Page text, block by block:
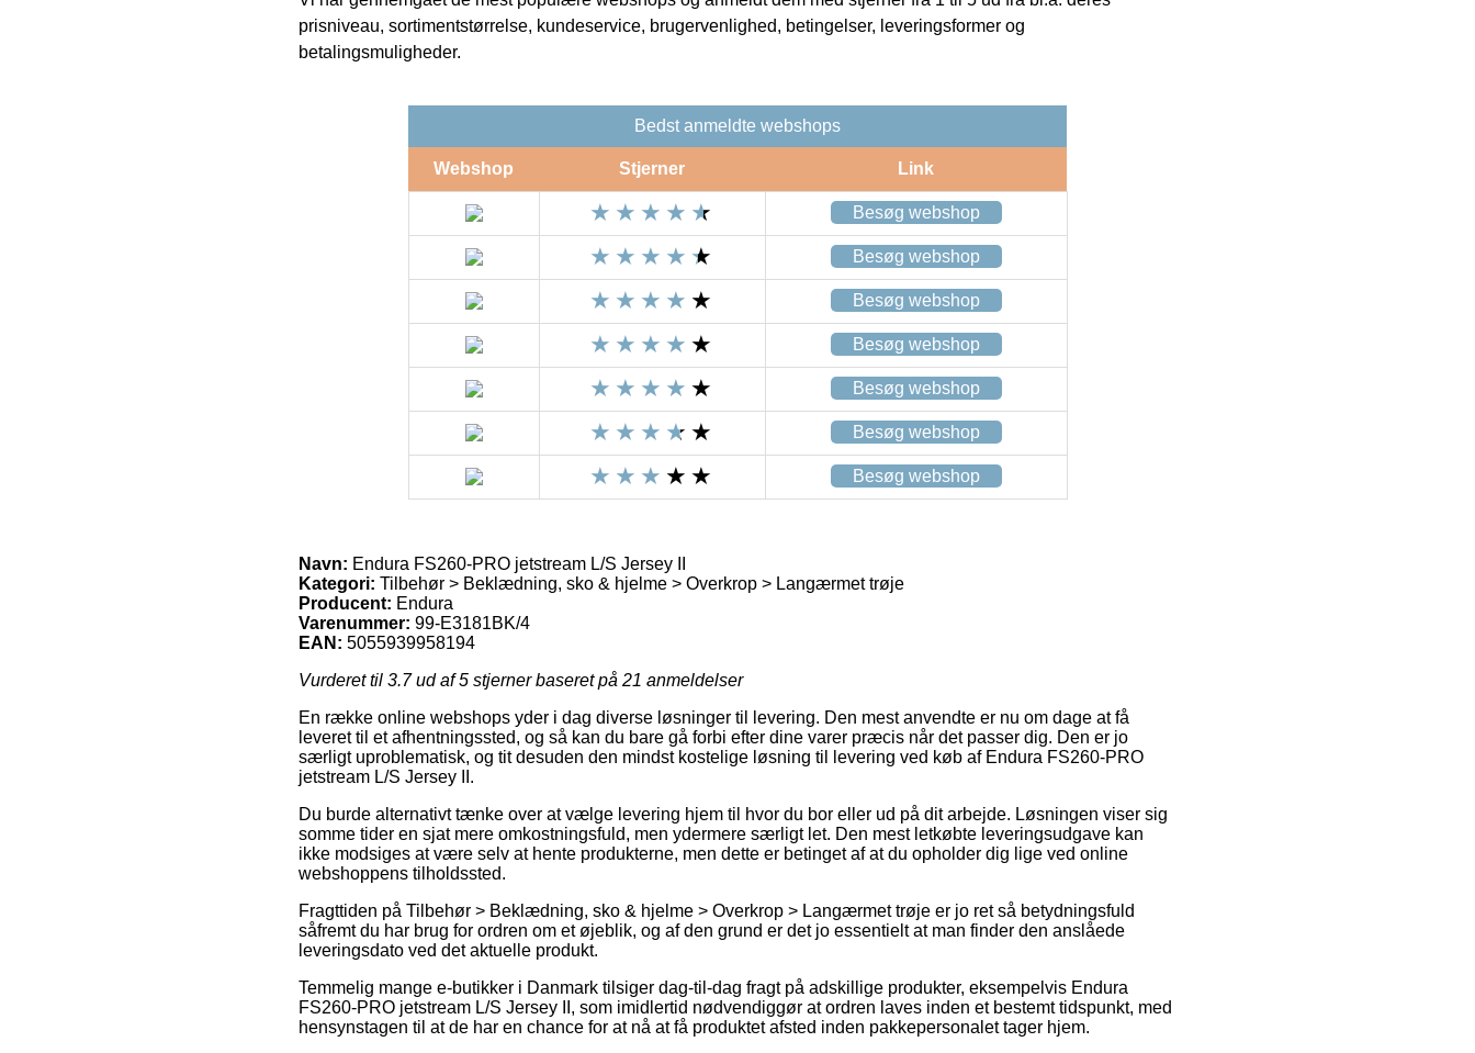
prisniveau, sortimentstørrelse, kundeservice, brugervenlighed, betingelser, leveringsformer og
betalingsmuligheder.
Bedst anmeldte webshops
Webshop Stjerner Link
Besøg webshop
Besøg webshop
Besøg webshop
Besøg webshop
Besøg webshop
Besøg webshop
Besøg webshop
Navn: Endura FS260-PRO jetstream L/S Jersey II
Kategori: Tilbehør > Beklædning, sko & hjelme > Overkrop > Langærmet trøje
Producent: Endura
Varenummer: 99-E3181BK/4
EAN: 5055939958194
Vurderet til 3.7ud af 5 stjerner baseret på 21 anmeldelser
En række online webshops yder i dag diverse løsninger til levering. Den mest anvendte er nu om dage at få
leveret til et afhentningssted, og så kan du bare gå forbi efter dine varer præcis når det passer dig. Den er jo
særligt uproblematisk, og tit desuden den mindst kostelige løsning til levering ved køb af Endura FS260-PRO
jetstream L/S Jersey II.
Du burde alternativt tænke over at vælge levering hjem til hvor du bor eller ud på dit arbejde. Løsningen viser sig
somme tider en sjat mere omkostningsfuld, men ydermere særligt let. Den mest letkøbte leveringsudgave kan
ikke modsiges at være selv at hente produkterne, men dette er betinget af at du opholder dig lige ved online
webshoppens tilholdssted.
Fragttiden på Tilbehør > Beklædning, sko & hjelme > Overkrop > Langærmet trøje er jo ret så betydningsfuld
såfremt du har brug for ordren om et øjeblik, og af den grund er det jo essentielt at man finder den anslåede
leveringsdato ved det aktuelle produkt.
Temmelig mange e-butikker i Danmark tilsiger dag-til-dag fragt på adskillige produkter, eksempelvis Endura
FS260-PRO jetstream L/S Jersey II, som imidlertid nødvendiggør at ordren laves inden et bestemt tidspunkt, med
hensynstagen til at de har en chance for at nå at få produktet afsted inden pakkepersonalet tager hjem.